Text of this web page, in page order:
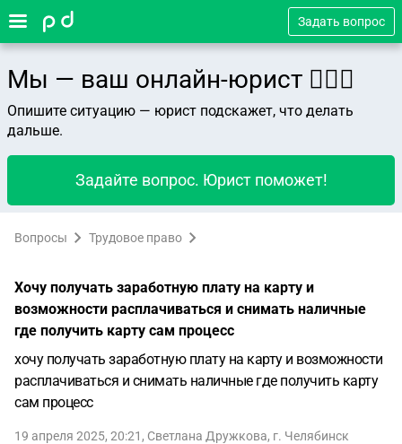
Задать вопрос
Мы — ваш онлайн-юрист 👨🏻‍⚖️
Опишите ситуацию — юрист подскажет, что делать
дальше.
Задайте вопрос. Юрист поможет!
Вопросы Трудовое право
Хочу получать заработную плату на карту и
возможности расплачиваться и снимать наличные
где получить карту сам процесс
хочу получать заработную плату на карту и возможности
расплачиваться и снимать наличные где получить карту
сам процесс
19 апреля 2025, 20:21 , Светлана Дружкова, г. Челябинск